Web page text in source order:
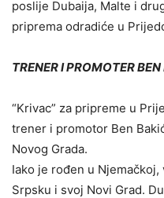
poslije Dubaija, Malte i
priprema odradiće u
TRENER I PROMOTER
“Krivac” za pripreme u
trener i promotor Ben
Novog Grada.
Iako je rođen u
Srpsku i svoj Novi Grad.